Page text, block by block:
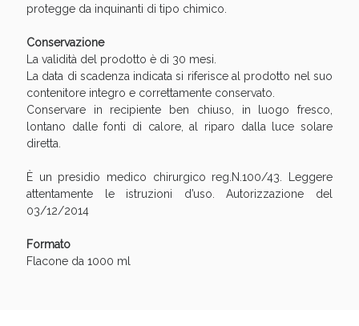
protegge da inquinanti di tipo chimico.
Conservazione
La validità del prodotto è di 30 mesi.
La data di scadenza indicata si riferisce al prodotto nel suo
contenitore integro e correttamente conservato.
Conservare in recipiente ben chiuso, in luogo fresco,
lontano dalle fonti di calore, al riparo dalla luce solare
diretta.
È un presidio medico chirurgico reg.N.100/43. Leggere
attentamente le istruzioni d’uso. Autorizzazione del
03/12/2014
Formato
Flacone da 1000 ml
Vie Urinarie e Prostata: Sconti fino al 45% oggi!